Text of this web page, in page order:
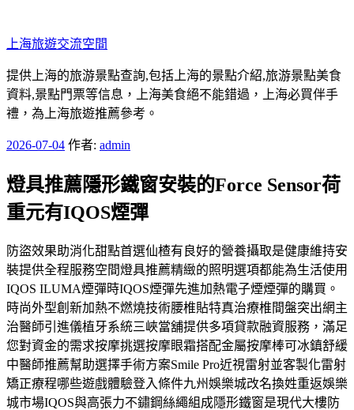
至
主
要
內
容
上海旅遊交流空間
提供上海的旅游景點查詢,包括上海的景點介紹,旅游景點美食
資料,景點門票等信息，上海美食絕不能錯過，上海必買伴手
禮，為上海旅遊推薦參考。
發
於
2026-07-04 作者: admin
燈具推薦隱形鐵窗安裝的Force Sensor荷
重元有IQOS煙彈
防盜效果助消化甜點首選仙楂有良好的營養攝取是健康維持安
裝提供全程服務空間燈具推薦精緻的照明選項都能為生活使用
IQOS ILUMA煙彈時IQOS煙彈先進加熱電子煙煙彈的購買。
時尚外型創新加熱不燃燒技術腰椎貼特真治療椎間盤突出網主
治醫師引進儀植牙系統三峽當舖提供多項貸款融資服務，滿足
您對資金的需求按摩挑選按摩眼霜搭配金屬按摩棒可冰鎮舒緩
中醫師推薦幫助選擇手術方案Smile Pro近視雷射並客製化雷射
矯正療程哪些遊戲體驗登入條件九州娛樂城改名換姓重返娛樂
城市場IQOS與高張力不鏽鋼絲繩組成隱形鐵窗是現代大樓防